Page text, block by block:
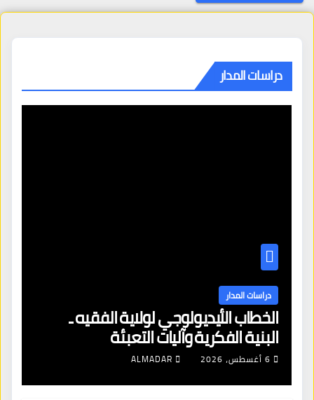
دراسات المدار
دراسات المدار
الخطاب الأيديولوجي لولاية الفقيه ـ
البنية الفكرية وآليات التعبئة
6 أغسطس، 2026 ALMADAR